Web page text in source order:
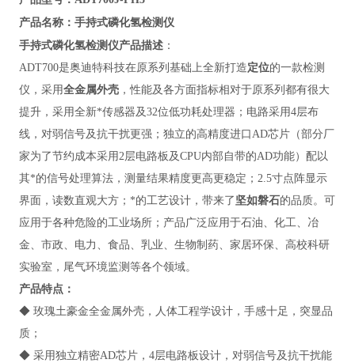
产品名称： 手持式磷化氢检测仪
手持式磷化氢检测仪产品描述：
ADT700是奥迪特科技在原系列基础上全新打造定位的一款检测
仪，采用全金属外壳，性能及各方面指标相对于原系列都有很大
提升，采用全新*传感器及32位低功耗处理器；电路采用4层布
线，对弱信号及抗干扰更强；独立的高精度进口AD芯片（部分厂
家为了节约成本采用2层电路板及CPU内部自带的AD功能）配以
其*的信号处理算法，测量结果精度更高更稳定；2.5寸点阵显示
界面，读数直观大方；*的工艺设计，带来了 坚如磐石的品质。可
应用于各种危险的工业场所；产品广泛应用于石油、化工、冶
金、市政、电力、食品、乳业、 生物制药、家居环保、高校科研
实验室，尾气环境监测 等各个领域。
产品特点：
◆ 玫瑰土豪金全金属外壳，人体工程学设计，手感十足，突显品
质；
◆ 采用独立精密AD芯片，4层电路板设计，对弱信号及抗干扰能